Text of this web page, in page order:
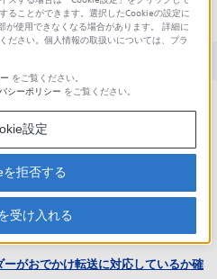
送できない
ーがおでかけ転送に対応しているか確
ることができます。選択したCookieの設定に
が使用できなくなる場合があります。 詳細に
ださい。個人情報の取扱いについては、プラ
をご覧ください。
シーポリシー をご覧ください。
設定
拒否する
受け入れる